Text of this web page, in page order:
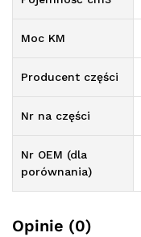
Moc KM
Producent części
Nr na części
Nr OEM (dla
porównania)
Opinie (0)